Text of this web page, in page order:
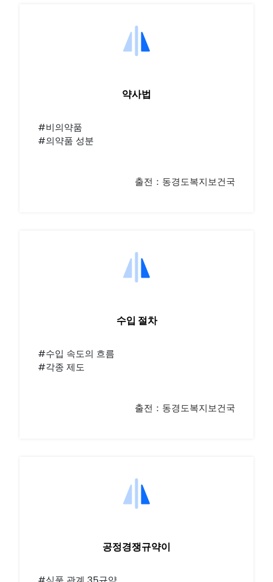
약사법
#비의약품
#의약품 성분
출전：동경도복지보건국
수입 절차
#수입 속도의 흐름
#각종 제도
출전：동경도복지보건국
공정경쟁규약이